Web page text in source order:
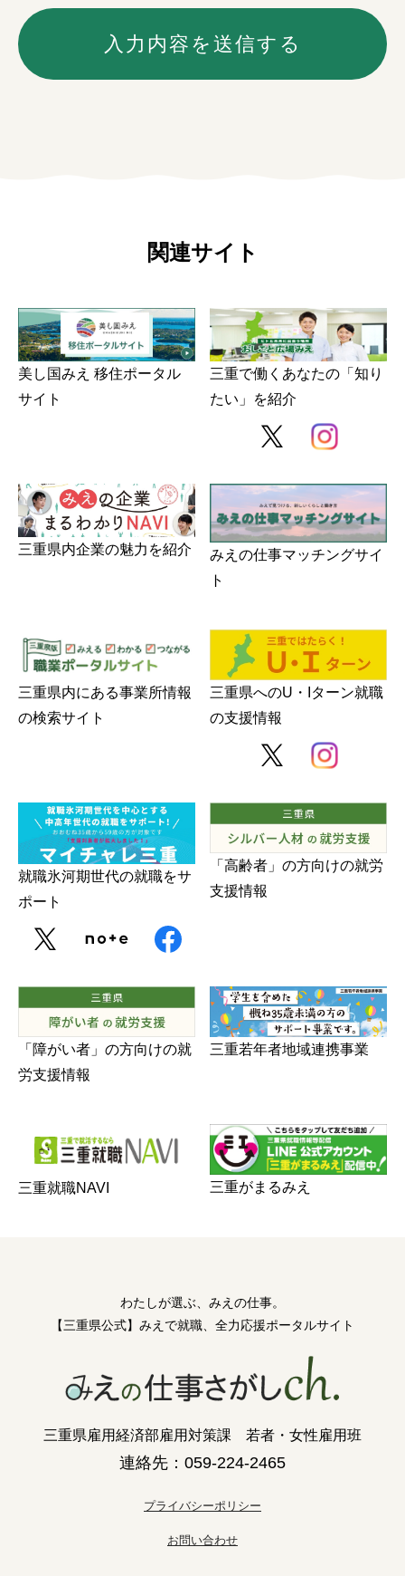
関連サイト
美し国みえ 移住ポータル
サイト
三重で働くあなたの「知り
たい」を紹介
三重県内企業の魅力を紹介
みえの仕事マッチングサイ
ト
三重県内にある事業所情報
の検索サイト
三重県へのU・Iターン就職
の支援情報
就職氷河期世代の就職をサ
ポート
「高齢者」の方向けの就労
支援情報
「障がい者」の方向けの就
労支援情報
三重若年者地域連携事業
三重就職NAVI 三重がまるみえ
わたしが選ぶ、みえの仕事。
【三重県公式】みえで就職、全力応援ポータルサイト
三重県雇用経済部雇用対策課 若者・女性雇用班
連絡先：059-224-2465
プライバシーポリシー
お問い合わせ